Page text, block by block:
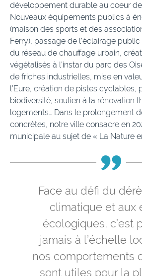
développement durable au coeur
Nouveaux équipements publics à
(maison des sports et des
Ferry), passage de l’éclairage
du réseau de chauffage urbain,
végétalisés à l’instar du parc des
de friches industrielles, mise en
l’Eure, création de pistes cyclables,
biodiversité, soutien à la rénovation
logements… Dans le prolongement
concrètes, notre ville consacre en
municipale au sujet de « La Nature
Face au défi du
climatique et aux
écologiques, c’est
jamais à l’échelle
nos comportements
sont utiles pour la